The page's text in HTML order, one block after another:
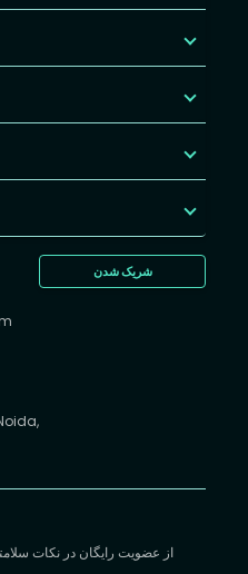
شریک شدن
از عضویت رایگان در نکات